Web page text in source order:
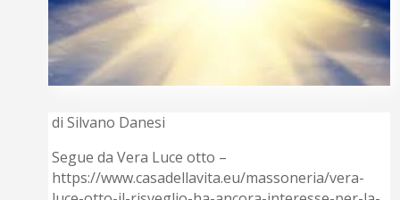
di Silvano Danesi
Segue da Vera Luce otto –
https://www.casadellavita.eu/massoneria/vera-